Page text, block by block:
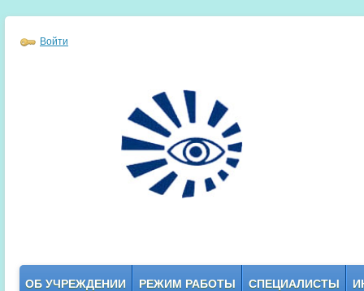
Войти
ОБ УЧРЕЖДЕНИИ РЕЖИМ РАБОТЫ СПЕЦИАЛИСТЫ